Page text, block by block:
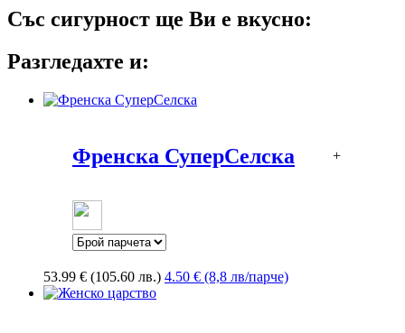
Със сигурност ще Ви е вкусно:
Разгледахте и:
Френска СуперСелска +
53.99 € (105.60 лв.) 4.50 € (8,8 лв/парче)